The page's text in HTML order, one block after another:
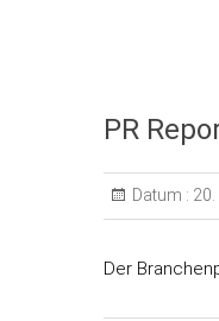
PR
Datum :
Der